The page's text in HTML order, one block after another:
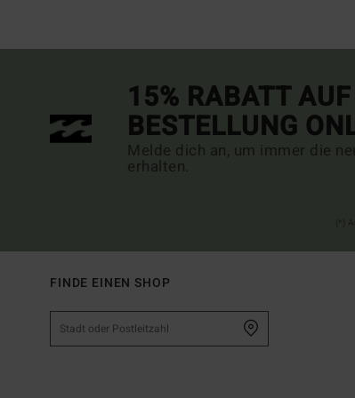
15% RABATT
BESTELLUNG
Melde dich an, um immer die
erhalten.
FINDE EINEN SHOP